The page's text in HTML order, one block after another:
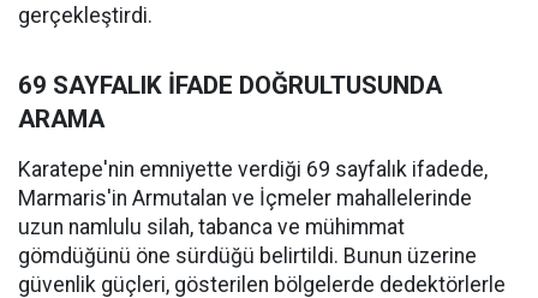
gerçekleştirdi.
69 SAYFALIK İFADE DOĞRULTUSUNDA
ARAMA
Karatepe'nin emniyette verdiği 69 sayfalık ifadede,
Marmaris'in Armutalan ve İçmeler mahallelerinde
uzun namlulu silah, tabanca ve mühimmat
gömdüğünü öne sürdüğü belirtildi. Bunun üzerine
güvenlik güçleri, gösterilen bölgelerde dedektörlerle